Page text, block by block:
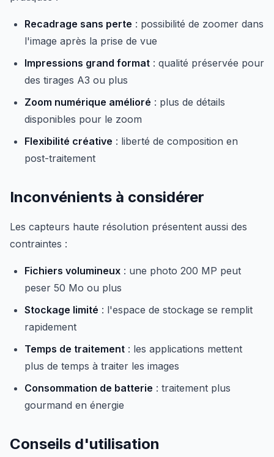
Recadrage sans perte : possibilité de zoomer dans
l'image après la prise de vue
Impressions grand format : qualité préservée pour
des tirages A3 ou plus
Zoom numérique amélioré : plus de détails
disponibles pour le zoom
Flexibilité créative : liberté de composition en
post-traitement
Inconvénients à considérer
Les capteurs haute résolution présentent aussi des
contraintes :
Fichiers volumineux : une photo 200 MP peut
peser 50 Mo ou plus
Stockage limité : l'espace de stockage se remplit
rapidement
Temps de traitement : les applications mettent
plus de temps à traiter les images
Consommation de batterie : traitement plus
gourmand en énergie
Conseils d'utilisation